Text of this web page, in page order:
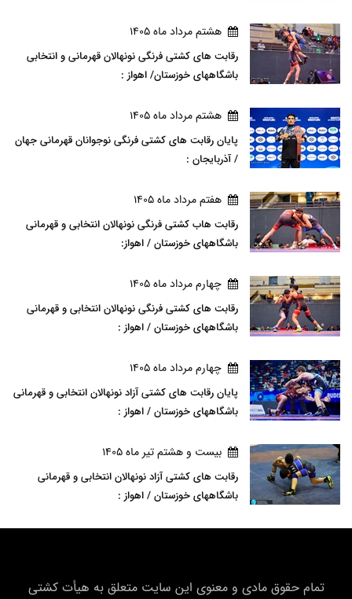
هشتم مرداد ماه 1405
رقابت های کشتی فرنگی نونهالان قهرمانی و انتخابی
باشگاههای خوزستان/ اهواز :
هشتم مرداد ماه 1405
پایان رقابت های کشتی فرنگی نوجوانان قهرمانی جهان
/ آذربایجان :
هفتم مرداد ماه 1405
رقابت هاب کشتی فرنگی نونهالان انتخابی و قهرمانی
باشگاههای خوزستان / اهواز:
چهارم مرداد ماه 1405
رقابت های کشتی فرنگی نونهالان انتخابی و قهرمانی
باشگاههای خوزستان / اهواز :
چهارم مرداد ماه 1405
پایان رقابت های کشتی آزاد نونهالان انتخابی و قهرمانی
باشگاههای خوزستان / اهواز :
بيست و هشتم تير ماه 1405
رقابت های کشتی آزاد نونهالان انتخابی و قهرمانی
باشگاههای خوزستان / اهواز :
تمام حقوق مادی و معنوی این سایت متعلق به هیأت كشتی